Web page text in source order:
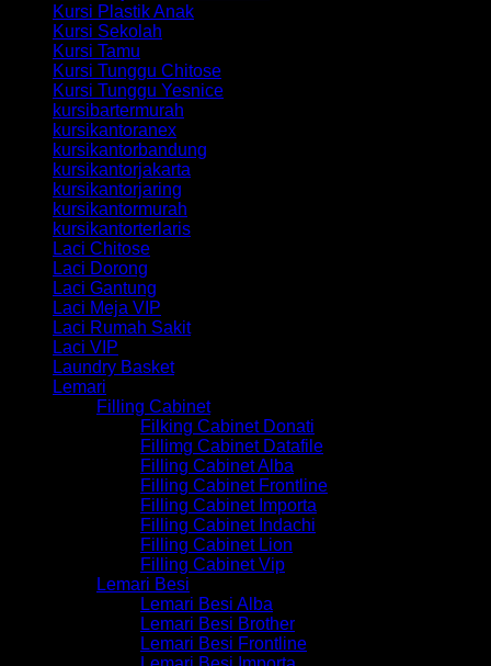
Kursi Plastik Anak
Kursi Sekolah
Kursi Tamu
Kursi Tunggu Chitose
Kursi Tunggu Yesnice
kursibartermurah
kursikantoranex
kursikantorbandung
kursikantorjakarta
kursikantorjaring
kursikantormurah
kursikantorterlaris
Laci Chitose
Laci Dorong
Laci Gantung
Laci Meja VIP
Laci Rumah Sakit
Laci VIP
Laundry Basket
Lemari
Filling Cabinet
Filking Cabinet Donati
Fillimg Cabinet Datafile
Filling Cabinet Alba
Filling Cabinet Frontline
Filling Cabinet Importa
Filling Cabinet Indachi
Filling Cabinet Lion
Filling Cabinet Vip
Lemari Besi
Lemari Besi Alba
Lemari Besi Brother
Lemari Besi Frontline